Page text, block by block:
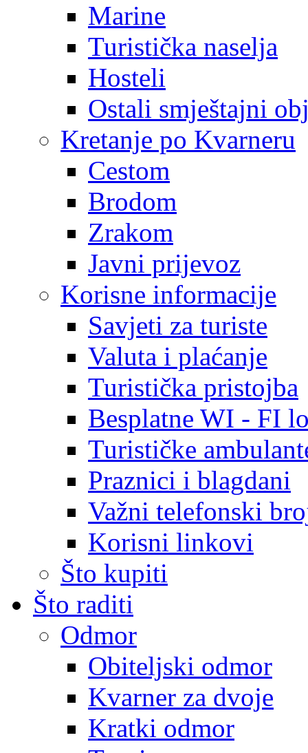
Marine
Turistička naselja
Hosteli
Ostali smještajni
Kretanje po Kvarneru
Cestom
Brodom
Zrakom
Javni prijevoz
Korisne informacije
Savjeti za turiste
Valuta i plaćanje
Turistička pristojba
Besplatne WI - FI
Turističke
Praznici i blagdani
Važni telefonski
Korisni linkovi
Što kupiti
Što raditi
Odmor
Obiteljski odmor
Kvarner za dvoje
Kratki odmor